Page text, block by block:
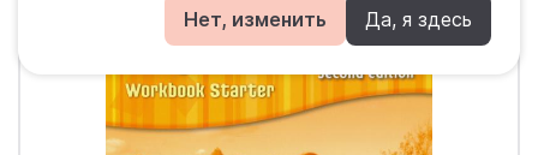
Нет, изменить Да, я здесь